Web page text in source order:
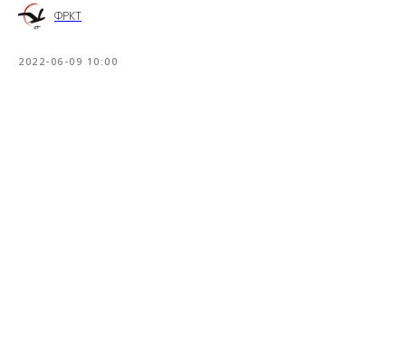
ФРКТ
2022-06-09 10:00